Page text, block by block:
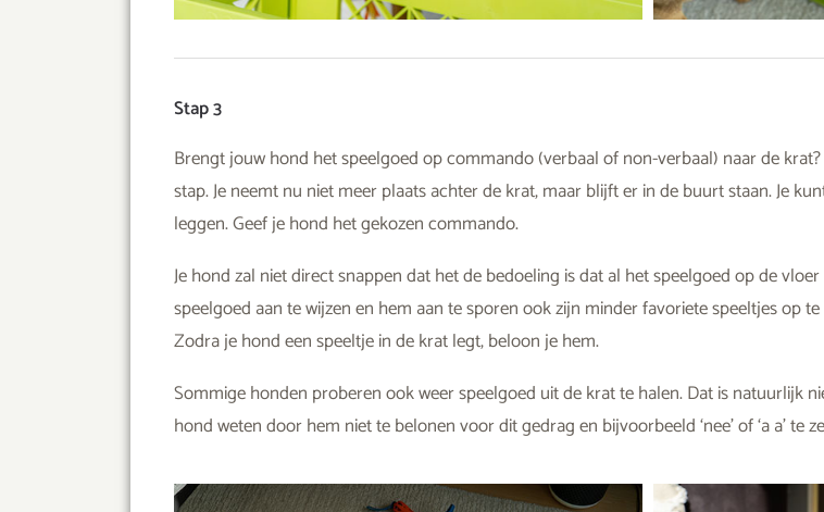
Stap 3
Brengt jouw hond het speelgoed op commando (verbaal of non-verbaal) naar de
stap. Je neemt nu niet meer plaats achter de krat, maar blijft er in de buurt staan. Je
leggen. Geef je hond het gekozen commando.
Je hond zal niet direct snappen dat het de bedoeling is dat al het speelgoed op de
speelgoed aan te wijzen en hem aan te sporen ook zijn minder favoriete speeltjes op
Zodra je hond een speeltje in de krat legt, beloon je hem.
Sommige honden proberen ook weer speelgoed uit de krat te halen. Dat is natuurlijk
hond weten door hem niet te belonen voor dit gedrag en bijvoorbeeld ‘nee’ of ‘a a’ te